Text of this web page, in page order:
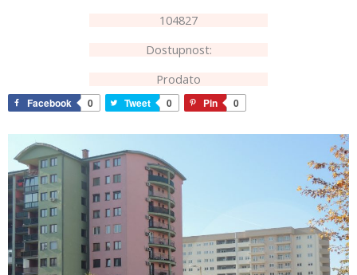
104827
Dostupnost:
Prodato
Facebook 0 Tweet 0 Pin 0